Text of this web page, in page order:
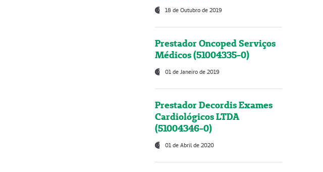
18 de Outubro de 2019
Prestador Oncoped Serviços
Médicos (51004335-0)
01 de Janeiro de 2019
Prestador Decordis Exames
Cardiológicos LTDA
(51004346-0)
01 de Abril de 2020